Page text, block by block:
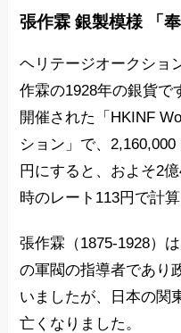
張作霖 銀製模様 「
ヘリテージオークショ
作霖の1928年の銀貨で
開催された「HKINF
ション」で、
円にすると、およそ2
時のレート113円で計算
張作霖（1875-1928）
の軍閥の指導者であり
いましたが、日本の関
亡くなりました。